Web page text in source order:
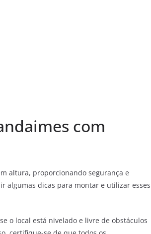
com
altura, proporcionando segurança e
algumas dicas para montar e utilizar esses
o local está nivelado e livre de obstáculos